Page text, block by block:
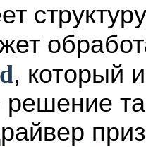
, который
решение